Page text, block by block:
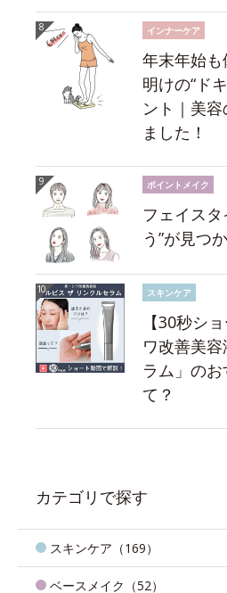
インナーケア
年末年始
明けの“ド
ント｜美
ました！
ポイントメイク
フェイス
う”が見つ
スキンケア
【30秒シ
ワ改善美
ラム」の
て？
カテゴリで探す
スキンケア（169）
ベースメイク（52）